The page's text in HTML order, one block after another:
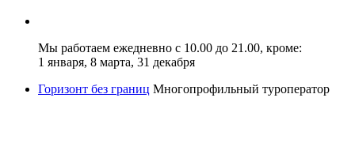
Мы работаем ежедневно с 10.00 до 21.00, кроме:
1 января, 8 марта, 31 декабря
Горизонт без границ Многопрофильный туроператор